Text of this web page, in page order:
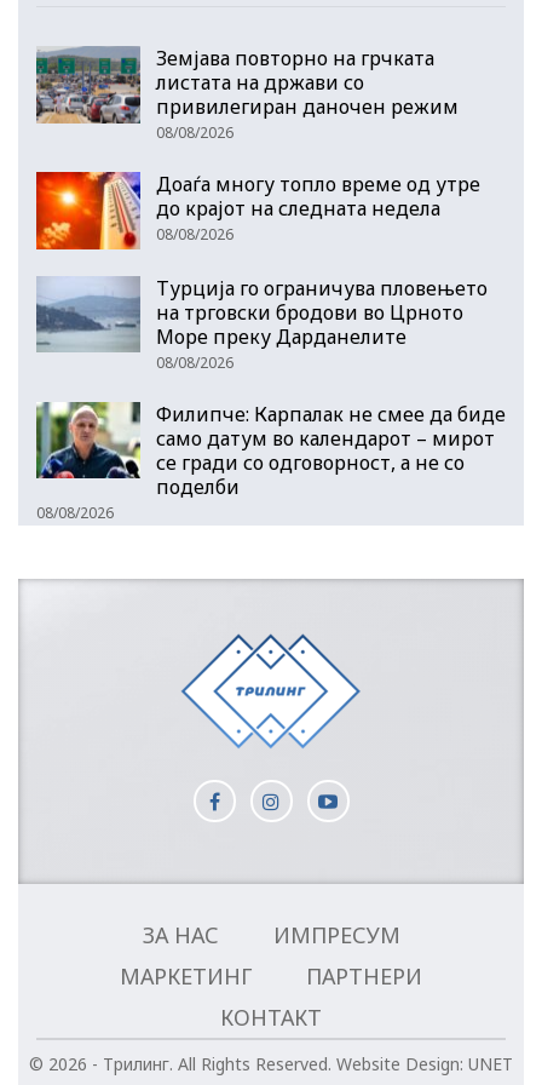
Земјава повторно на грчката
листата на држави со
привилегиран даночен режим
08/08/2026
Доаѓа многу топло време од утре
до крајот на следната недела
08/08/2026
Турција го ограничува пловењето
на трговски бродови во Црното
Море преку Дарданелите
08/08/2026
Филипче: Карпалак не смее да биде
само датум во календарот – мирот
се гради со одговорност, а не со
поделби
08/08/2026
ЗА НАС
ИМПРЕСУМ
МАРКЕТИНГ
ПАРТНЕРИ
КОНТАКТ
© 2026 - Трилинг. All Rights Reserved. Website Design: UNET